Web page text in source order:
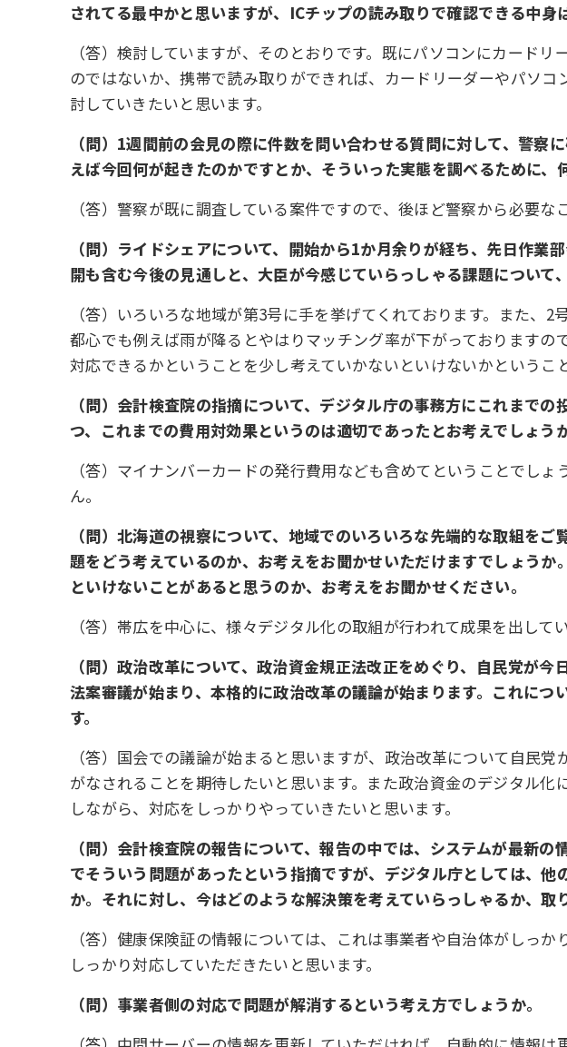
されてる最中かと思いますが、ICチップの読み取りで確認できる中
（答）検討していますが、そのとおりです。既にパソコンにカード
のではないか、携帯で読み取りができれば、カードリーダーやパソ
討していきたいと思います。
（問）1週間前の会見の際に件数を問い合わせる質問に対して、警
えば今回何が起きたのかですとか、そういった実態を調べるために
（答）警察が既に調査している案件ですので、後ほど警察から必要な
（問）ライドシェアについて、開始から1か月余りが経ち、先日作
開も含む今後の見通しと、大臣が今感じていらっしゃる課題について
（答）いろいろな地域が第3号に手を挙げてくれております。また、
都心でも例えば雨が降るとやはりマッチング率が下がっております
対応できるかということを少し考えていかないといけないかというこ
（問）会計検査院の指摘について、デジタル庁の事務方にこれまで
つ、これまでの費用対効果というのは適切であったとお考えでしょうか
（答）マイナンバーカードの発行費用なども含めてということでし
ん。
（問）北海道の視察について、地域でのいろいろな先端的な取組を
題をどう考えているのか、お考えをお聞かせいただけますでしょう
といけないことがあると思うのか、お考えをお聞かせください。
（答）帯広を中心に、様々デジタル化の取組が行われて成果を出し
（問）政治改革について、政治資金規正法改正をめぐり、自民党が
法案審議が始まり、本格的に政治改革の議論が始まります。これに
す。
（答）国会での議論が始まると思いますが、政治改革について自民
がなされることを期待したいと思います。また政治資金のデジタル
しながら、対応をしっかりやっていきたいと思います。
（問）会計検査院の報告について、報告の中では、システムが最新
でそういう問題があったという指摘ですが、デジタル庁としては、
か。それに対し、今はどのような解決策を考えていらっしゃるか、取
（答）健康保険証の情報については、これは事業者や自治体がしっ
しっかり対応していただきたいと思います。
（問）事業者側の対応で問題が解消するという考え方でしょうか。